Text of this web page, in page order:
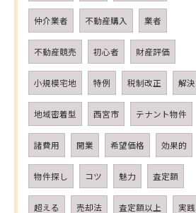
仲介業者 不動産購入 業者
不動産競売 初心者 財産評価
小規模宅地 特例 税制改正 解決
地域密着型 西宮市 テナント物件
諸費用 開業 希望価格 効果的
物件探し コツ 魅力 査定額
超える 売却法 査定額以上 実践